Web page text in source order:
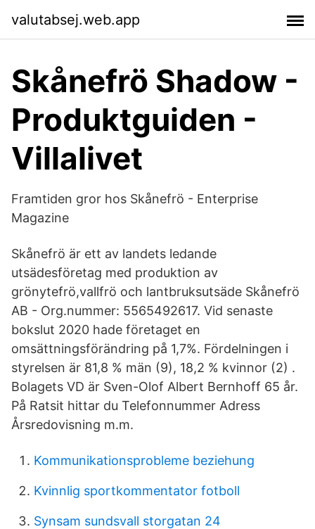
valutabsej.web.app
Skånefrö Shadow -
Produktguiden -
Villalivet
Framtiden gror hos Skånefrö - Enterprise
Magazine
Skånefrö är ett av landets ledande
utsädesföretag med produktion av
grönytefrö,vallfrö och lantbruksutsäde Skånefrö
AB - Org.nummer: 5565492617. Vid senaste
bokslut 2020 hade företaget en
omsättningsförändring på 1,7%. Fördelningen i
styrelsen är 81,8 % män (9), 18,2 % kvinnor (2) .
Bolagets VD är Sven-Olof Albert Bernhoff 65 år.
På Ratsit hittar du Telefonnummer Adress
Årsredovisning m.m.
Kommunikationsprobleme beziehung
Kvinnlig sportkommentator fotboll
Synsam sundsvall storgatan 24